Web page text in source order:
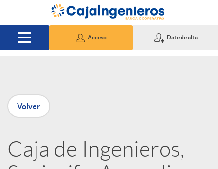
Saltar al contenido principal
Acceso Date de alta
P
u
b
Volver
Caja de Ingenieros,